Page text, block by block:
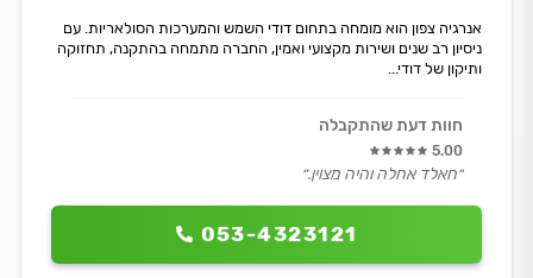
053-4323121
אנרגיה צפון הוא מומחה בתחום דודי השמש והמערכות הסולאריות. עם
ניסיון רב שנים ושירות מקצועי ואמין, החברה מתמחה בהתקנה, תחזוקה
ותיקון של דודי...
חוות דעת שהתקבלה
5.00
״חאלד אחלה והיה מצוין.״